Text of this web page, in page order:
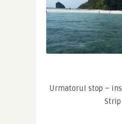
Urmatorul stop –
Strip